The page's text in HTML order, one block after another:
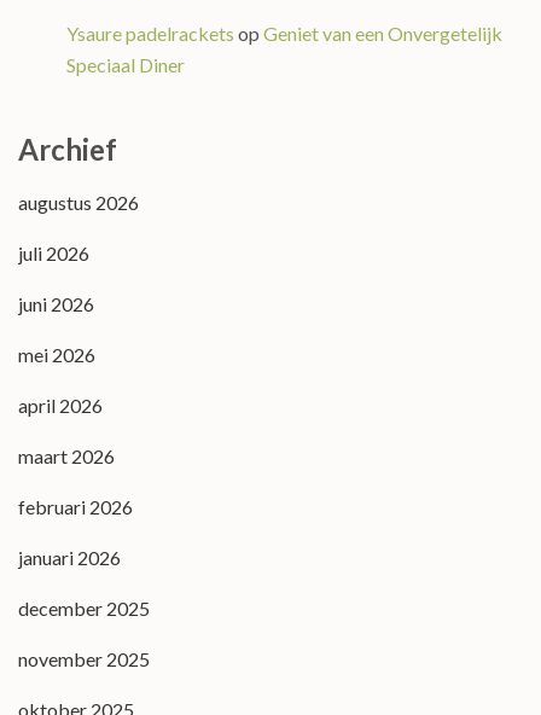
Ysaure padelrackets op Geniet van een Onvergetelijk
Speciaal Diner
Archief
augustus 2026
juli 2026
juni 2026
mei 2026
april 2026
maart 2026
februari 2026
januari 2026
december 2025
november 2025
oktober 2025